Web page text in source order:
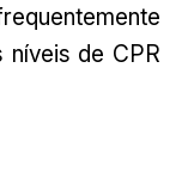
de CPR